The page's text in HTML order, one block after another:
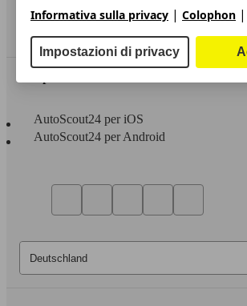
Servizi
Area rivenditori
AutoScout24 per iOS
AutoScout24 per Android
Informativa sulla privacy | Colophon |
Impostazioni di privacy